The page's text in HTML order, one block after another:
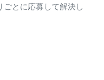
ごとに応募して解決し